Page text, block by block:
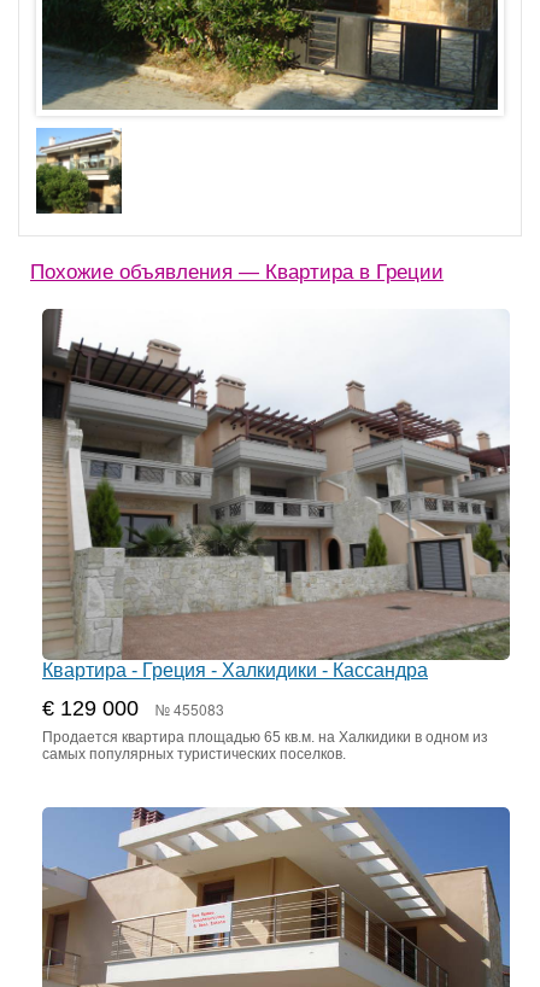
Похожие объявления — Квартира в Греции
Квартира - Греция - Халкидики - Кассандра
€ 129 000 № 455083
Продается квартира площадью 65 кв.м. на Халкидики в одном из
самых популярных туристических поселков.